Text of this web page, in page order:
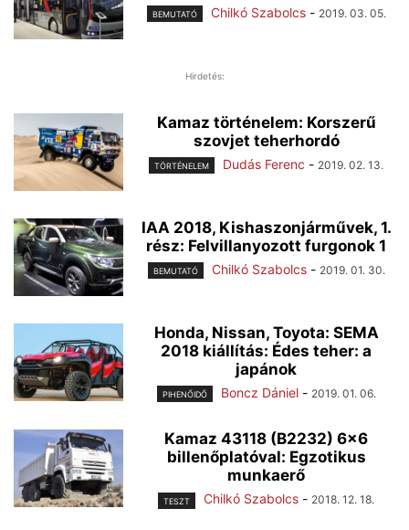
BEMUTATÓ Chilkó Szabolcs - 2019. 03. 05.
Hirdetés:
Kamaz történelem: Korszerű
szovjet teherhordó
TÖRTÉNELEM Dudás Ferenc - 2019. 02. 13.
IAA 2018, Kishaszonjárművek, 1.
rész: Felvillanyozott furgonok 1
BEMUTATÓ Chilkó Szabolcs - 2019. 01. 30.
Honda, Nissan, Toyota: SEMA
2018 kiállítás: Édes teher: a
japánok
PIHENŐIDŐ Boncz Dániel - 2019. 01. 06.
Kamaz 43118 (B2232) 6x6
billenőplatóval: Egzotikus
munkaerő
TESZT Chilkó Szabolcs - 2018. 12. 18.